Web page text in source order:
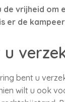
de vrijheid
er de
bent u
wilt u ook